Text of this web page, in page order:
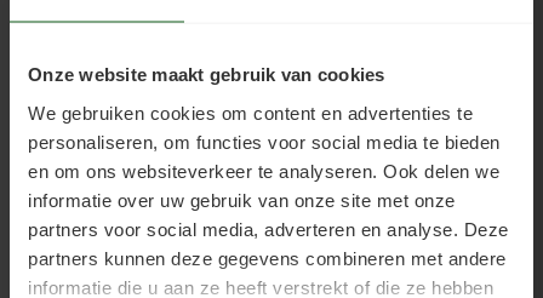
Onze website maakt gebruik van cookies
We gebruiken cookies om content en advertenties te
personaliseren, om functies voor social media te bieden
en om ons websiteverkeer te analyseren. Ook delen we
informatie over uw gebruik van onze site met onze
partners voor social media, adverteren en analyse. Deze
partners kunnen deze gegevens combineren met andere
informatie die u aan ze heeft verstrekt of die ze hebben